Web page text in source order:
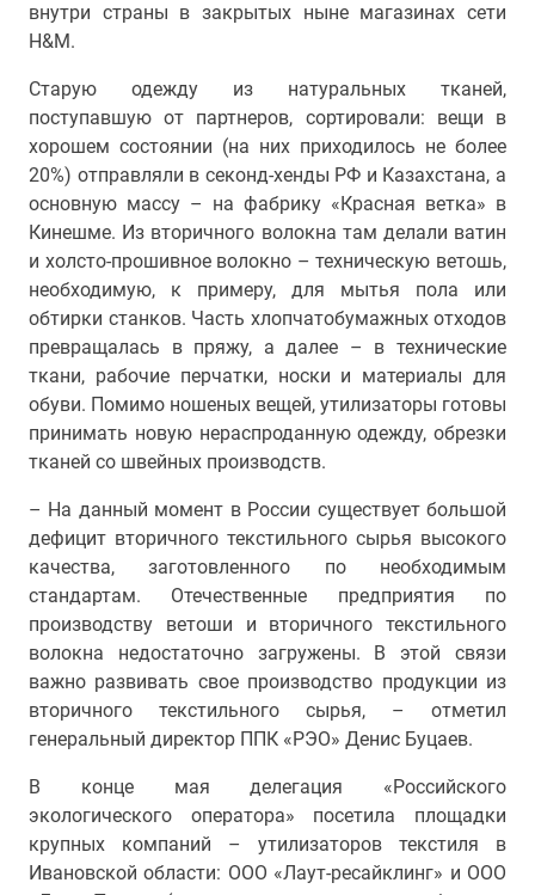
внутри страны в закрытых ныне магазинах сети
H&M.
Старую одежду из натуральных тканей,
поступавшую от партнеров, сортировали: вещи в
хорошем состоянии (на них приходилось не более
20%) отправляли в секонд-хенды РФ и Казахстана, а
основную массу – на фабрику «Красная ветка» в
Кинешме. Из вторичного волокна там делали ватин
и холсто-прошивное волокно – техническую ветошь,
необходимую, к примеру, для мытья пола или
обтирки станков. Часть хлопчатобумажных отходов
превращалась в пряжу, а далее – в технические
ткани, рабочие перчатки, носки и материалы для
обуви. Помимо ношеных вещей, утилизаторы готовы
принимать новую нераспроданную одежду, обрезки
тканей со швейных производств.
– На данный момент в России существует большой
дефицит вторичного текстильного сырья высокого
качества, заготовленного по необходимым
стандартам. Отечественные предприятия по
производству ветоши и вторичного текстильного
волокна недостаточно загружены. В этой связи
важно развивать свое производство продукции из
вторичного текстильного сырья, – отметил
генеральный директор ППК «РЭО» Денис Буцаев.
В конце мая делегация «Российского
экологического оператора» посетила площадки
крупных компаний – утилизаторов текстиля в
Ивановской области: ООО «Лаут-ресайклинг» и ООО